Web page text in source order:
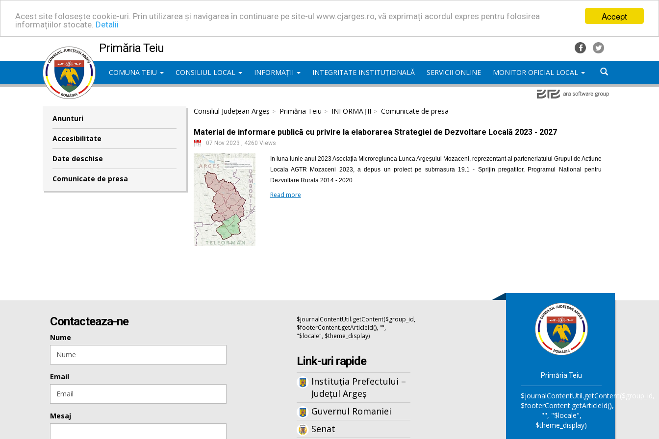
Accept
Acest site folosește cookie-uri. Prin utilizarea și navigarea în continuare pe site-ul www.cjarges.ro, vă exprimați acordul expres pentru folosirea
informațiilor stocate. Detalii
Primăria Teiu
COMUNA TEIU CONSILIUL LOCAL INFORMAȚII INTEGRITATE INSTITUȚIONALĂ SERVICII ONLINE MONITOR OFICIAL LOCAL
Anunturi
Accesibilitate
Date deschise
Comunicate de presa
Consiliul Județean Argeș Primăria Teiu INFORMAȚII Comunicate de presa
Material de informare publică cu privire la elaborarea Strategiei de Dezvoltare Locală 2023 - 2027
07 Nov 2023 , 4260 Views
In luna iunie anul 2023 Asociația Microregiunea Lunca Argeșului Mozaceni, reprezentant al parteneriatului Grupul de Actiune
Locala AGTR Mozaceni 2023, a depus un proiect pe submasura 19.1 - Sprijin pregatitor, Programul National pentru
Dezvoltare Rurala 2014 - 2020
Read more
Contacteaza-ne
Nume
Email
Mesaj
$journalContentUtil.getContent($group_id,
$footerContent.getArticleId(), "",
"$locale", $theme_display)
Link-uri rapide
Instituția Prefectului –
Județul Argeș
Guvernul Romaniei
Senat
Primăria Teiu
$journalContentUtil.getContent($group_id,
$footerContent.getArticleId(),
"", "$locale",
$theme_display)